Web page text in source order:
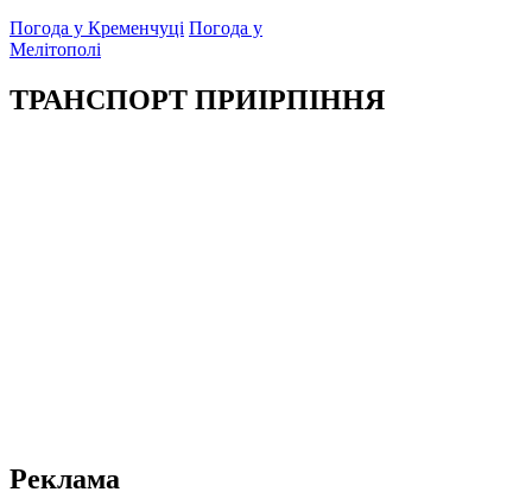
Погода у Кременчуці Погода у
Мелітополі
ТРАНСПОРТ ПРИІРПІННЯ
Реклама